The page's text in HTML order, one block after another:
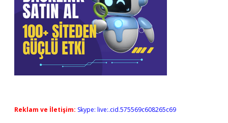
Reklam ve İletişim: Skype: live:.cid.575569c608265c69